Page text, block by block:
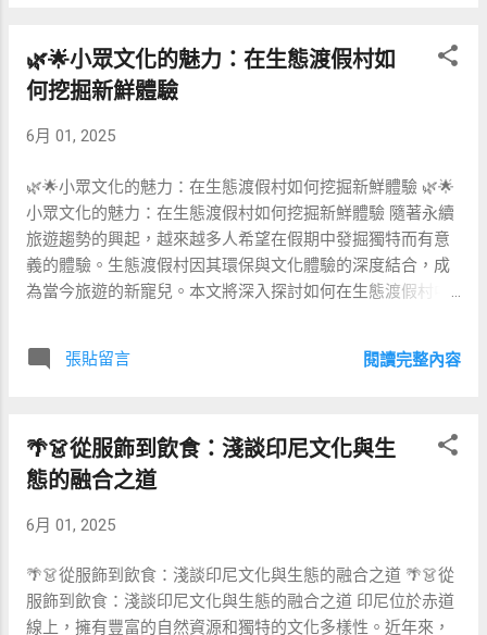
收益。以下幾種融合模式值得關注： 手工藝體驗：結合在地
傳統工藝師傅，開設工作坊，例如竹編、陶藝課程，讓遊客
親...
與當地匠人的雙向互動，也增進了彼此的理解與尊重。透過
共創的過程，文化不再僅限於博物館或展示櫃，而成為了真
方式不同，民俗技藝工作坊融合了文化傳承與永續發展的概
民俗技藝工作坊 文化體驗深度 表面觀賞居多 深入參與，實
際動手 經濟效益 集中於觀光產業 直接回饋當地匠人與社區
永續影響 較少永續關注 長期推動文化與環境的永續發展 🛠️
如何設計成功的民俗技藝工作坊？ 成功的工作坊需要清晰的
設計與目標設定，包含以下幾點： 匠人選擇： 確保選擇具有
中匠人與參與者的互動，確保體驗深度。 持續性： 建立長期
合作，確保文化技藝的保存與傳承。 🔗 延伸閱讀 ...
🌿🌟小眾文化的魅力：在生態渡假村如
何挖掘新鮮體驗
6月 01, 2025
🌿🌟小眾文化的魅力：在生態渡假村如何挖掘新鮮體驗 🌿🌟
小眾文化的魅力：在生態渡假村如何挖掘新鮮體驗 隨著永續
旅遊趨勢的興起，越來越多人希望在假期中發掘獨特而有意
義的體驗。生態渡假村因其環保與文化體驗的深度結合，成
為當今旅遊的新寵兒。本文將深入探討如何在生態渡假村中
文化活動、藝術、習俗或生活方式。相較於大眾文化，小眾
力於環保，也提供深刻的在地文化體驗，透過各種小眾文化
活動，讓遊客深入了解當地特色。 傳統工藝體驗： 學習當地
習製作當地特色料理。 文化故事分享： 透過在地人分享，深
的差異比較 項目 小眾文化 主流文化 文化特性 地區性、獨特
性強 普遍性、廣泛流傳 體驗深度 深入且專注特定主題 廣泛
但較為表面 受眾規模 相對小眾、精準 廣大群眾 旅遊吸引力
張貼留言 閱讀完整內容
🌴👗從服飾到飲食：淺談印尼文化與生
態的融合之道
6月 01, 2025
🌴👗從服飾到飲食：淺談印尼文化與生態的融合之道 🌴👗從
服飾到飲食：淺談印尼文化與生態的融合之道 印尼位於赤道
線上，擁有豐富的自然資源和獨特的文化多樣性。近年來，